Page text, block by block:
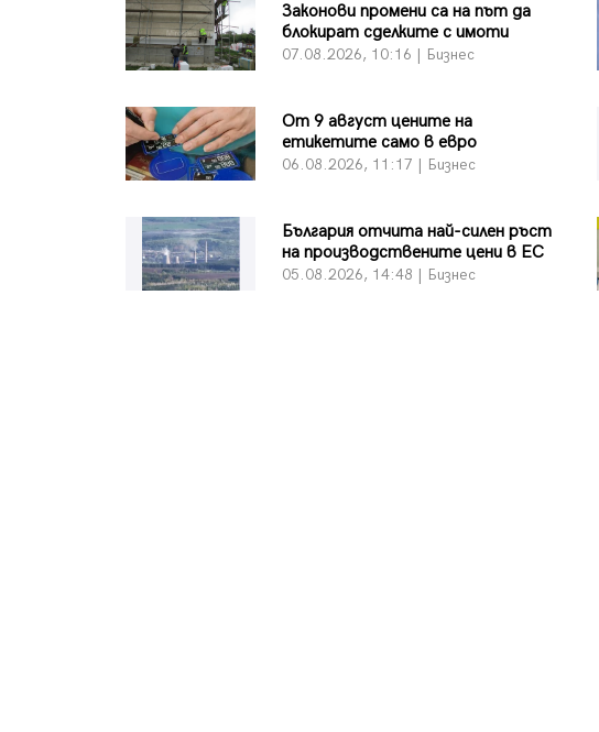
Законови промени са на път да
блокират сделките с имоти
07.08.2026, 10:16 | Бизнес
От 9 август цените на
етикетите само в евро
06.08.2026, 11:17 | Бизнес
България отчита най-силен ръст
на производствените цени в ЕС
05.08.2026, 14:48 | Бизнес